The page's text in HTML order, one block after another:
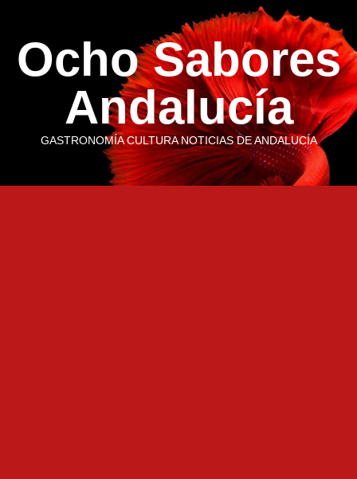
contenido
Ocho Sabores
Andalucía
GASTRONOMÍA CULTURA NOTICIAS DE ANDALUCÍA